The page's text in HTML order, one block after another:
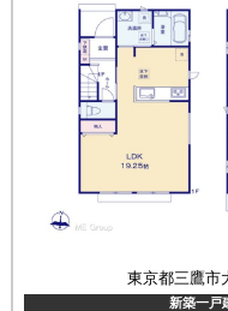
東京都三鷹市
新築一戸